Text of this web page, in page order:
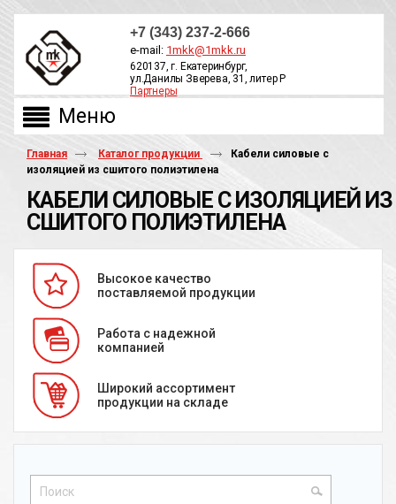
+7 (343) 237-2-666
e-mail: 1mkk@1mkk.ru
620137, г. Екатеринбург,
ул.Данилы Зверева, 31, литер Р
Партнеры
Главная Каталог продукции
Кабели силовые с
изоляцией из сшитого полиэтилена
КАБЕЛИ СИЛОВЫЕ С ИЗОЛЯЦИЕЙ ИЗ
СШИТОГО ПОЛИЭТИЛЕНА
Высокое качество
поставляемой продукции
Работа с надежной
компанией
Широкий ассортимент
продукции на складе